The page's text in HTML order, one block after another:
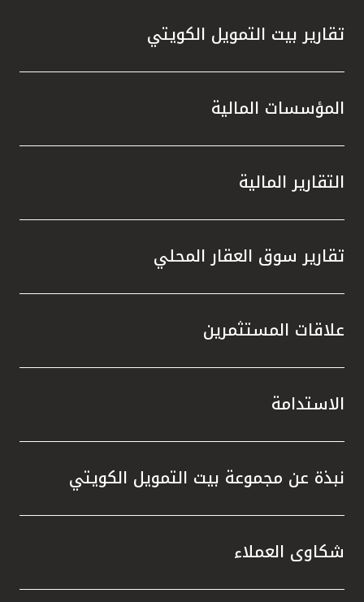
تقارير بيت التمويل الكويتي
المؤسسات المالية
التقارير المالية
تقارير سوق العقار المحلي
علاقات المستثمرين
الاستدامة
نبذة عن مجموعة بيت التمويل الكويتي
شكاوى العملاء